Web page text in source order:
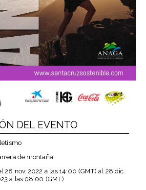
DEL EVENTO
de montaña
28 nov. 2022 a las14:00 (GMT) al28 dic.
a las 08:00 (GMT)